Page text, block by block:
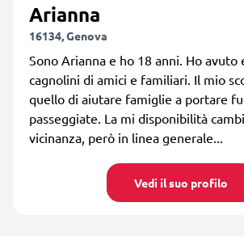
Arianna
16134, Genova
Sono Arianna e ho 18 anni. Ho avuto
cagnolini di amici e familiari. Il mio
quello di aiutare famiglie a portare
passeggiate. La mi disponibilità
vicinanza, però in linea generale...
Vedi il suo profilo